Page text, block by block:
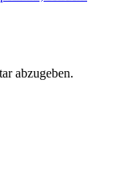
abzugeben.